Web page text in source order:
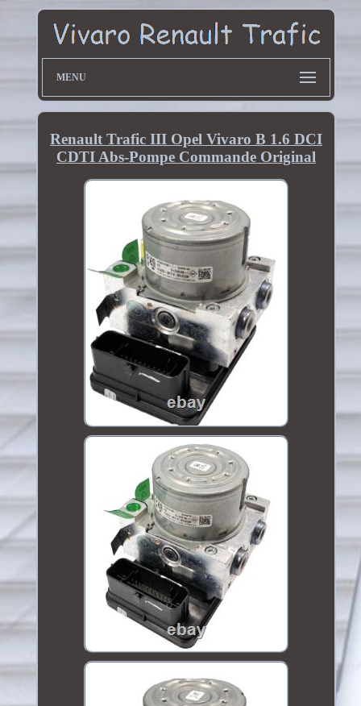
MENU
Renault Trafic III Opel Vivaro B 1.6 DCI
CDTI Abs-Pompe Commande Original